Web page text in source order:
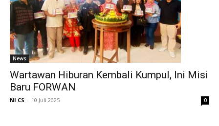
News
Wartawan Hiburan Kembali Kumpul, Ini Misi
Baru FORWAN
NI CS - 10 Juli 2025 0